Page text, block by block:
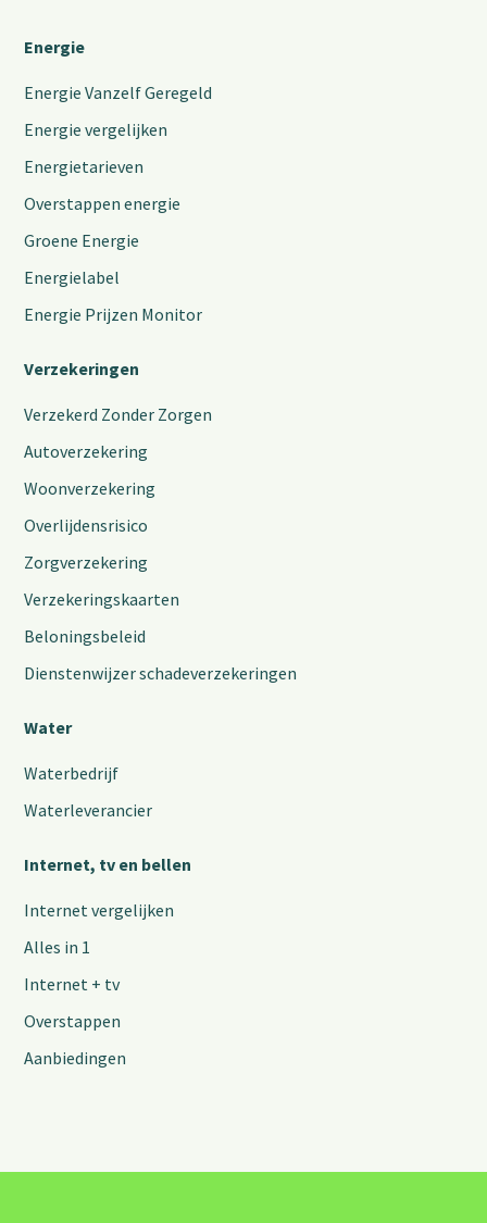
Energie
Energie Vanzelf Geregeld
Energie vergelijken
Energietarieven
Overstappen energie
Groene Energie
Energielabel
Energie Prijzen Monitor
Verzekeringen
Verzekerd Zonder Zorgen
Autoverzekering
Woonverzekering
Overlijdensrisico
Zorgverzekering
Verzekeringskaarten
Beloningsbeleid
Dienstenwijzer schadeverzekeringen
Water
Waterbedrijf
Waterleverancier
Internet, tv en bellen
Internet vergelijken
Alles in 1
Internet + tv
Overstappen
Aanbiedingen